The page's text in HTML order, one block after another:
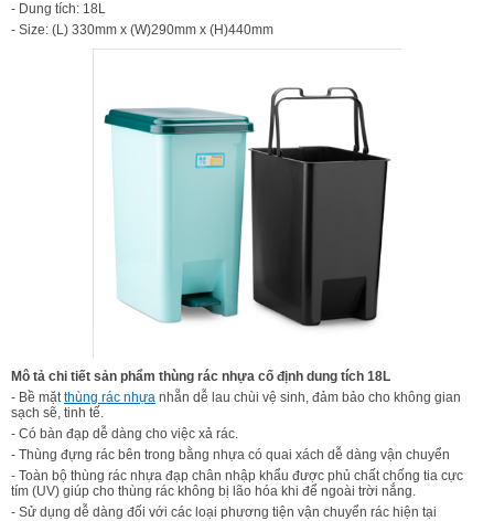
- Dung tích: 18L
- Size: (L) 330mm x (W)290mm x (H)440mm
Mô tả chi tiết sản phẩm thùng rác nhựa cố định dung tích 18L
- Bề mặtthùng rác nhựa nhẵn dễ lau chùi vệ sinh, đảm bảo cho không gian
sạch sẽ, tinh tế.
- Có bàn đạp dễ dàng cho việc xả rác.
- Thùng đựng rác bên trong bằng nhựa có quai xách dễ dàng vận chuyển
- Toàn bộ thùng rác nhựa đạp chân nhập khẩu được phủ chất chống tia cực
tím (UV) giúp cho thùng rác không bị lão hóa khi để ngoài trời nắng.
- Sử dụng dễ dàng đối với các loại phương tiện vận chuyển rác hiện tại